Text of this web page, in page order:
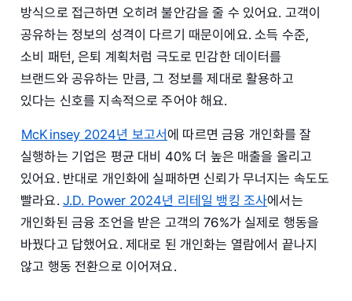
방식으로 접근하면 오히려 불안감을 줄 수 있어요. 고객이
공유하는 정보의 성격이 다르기 때문이에요. 소득 수준,
소비 패턴, 은퇴 계획처럼 극도로 민감한 데이터를
브랜드와 공유하는 만큼, 그 정보를 제대로 활용하고
있다는 신호를 지속적으로 주어야 해요.
McKinsey 2024년 보고서에 따르면 금융 개인화를 잘
실행하는 기업은 평균 대비 40% 더 높은 매출을 올리고
있어요. 반대로 개인화에 실패하면 신뢰가 무너지는 속도도
빨라요. J.D. Power 2024년 리테일 뱅킹 조사에서는
개인화된 금융 조언을 받은 고객의 76%가 실제로 행동을
바꿨다고 답했어요. 제대로 된 개인화는 열람에서 끝나지
않고 행동 전환으로 이어져요.